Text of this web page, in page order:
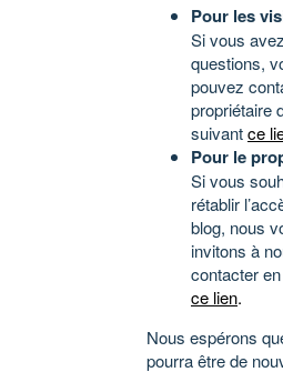
Pour les
Si vous
questions,
pouvez
propriétaire
suivantce
Pour le
Si vous
rétablir
blog, nous
invitons à
contacter
ce lien.
Nous espérons
pourra être de